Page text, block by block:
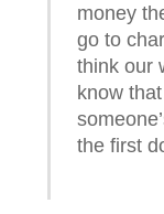
money
go to
think our
know
the first